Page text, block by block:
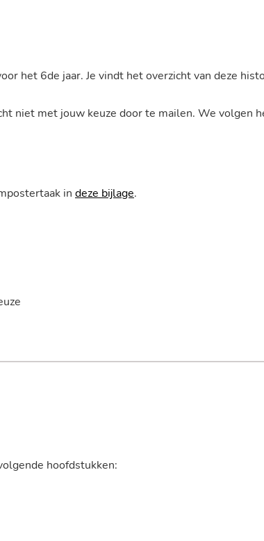
het 6de jaar. Je vindt het overzicht van deze
niet met jouw keuze door te mailen. We volgen
in deze bijlage.
hoofdstukken: